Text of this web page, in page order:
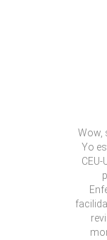
Wow,
Yo